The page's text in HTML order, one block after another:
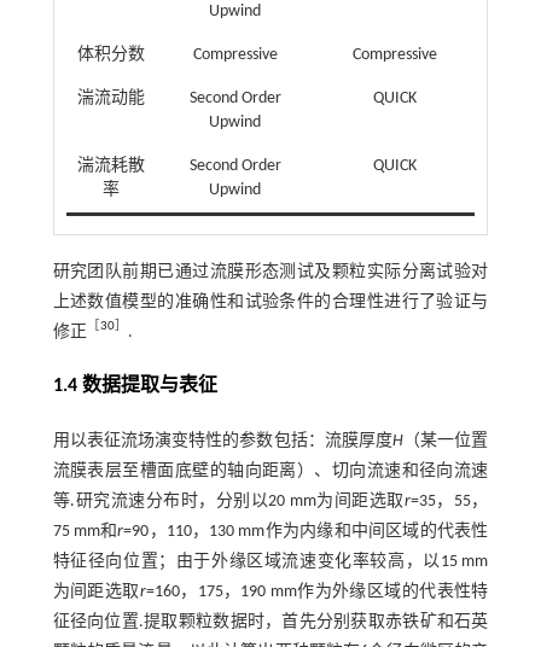
Upwind
体积分数 Compressive Compressive
湍流动能
Second Order
Upwind
QUICK
湍流耗散
率
Second Order
Upwind
QUICK
研究团队前期已通过流膜形态测试及颗粒实际分离试验对
上述数值模型的准确性和试验条件的合理性进行了验证与
修正 ［30］ .
1.4 数据提取与表征
用以表征流场演变特性的参数包括：流膜厚度H （某一位置
流膜表层至槽面底壁的轴向距离）、切向流速和径向流速
等.研究流速分布时，分别以20 mm为间距选取r=35，55，
75 mm和r=90，110，130 mm作为内缘和中间区域的代表性
特征径向位置；由于外缘区域流速变化率较高，以15 mm
为间距选取r=160，175，190 mm作为外缘区域的代表性特
征径向位置.提取颗粒数据时，首先分别获取赤铁矿和石英